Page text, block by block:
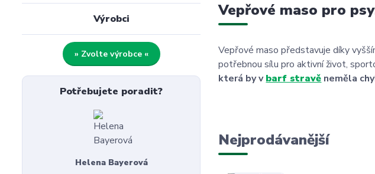
Vepřové maso pro
Vepřové maso představuje díky
potřebnou sílu pro aktivní život,
která by vbarf stravě neměla
Nejprodávanější
Potřebujete poradit?
Helena Bayerová
Výrobci
» Zvolte výrobce «